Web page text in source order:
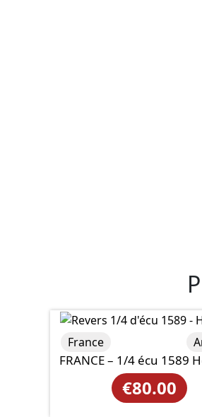
FRANCE – 1/4 écu 1589
€80.00
France